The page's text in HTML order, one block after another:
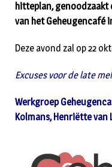
hitteplan, genoodzaakt
van het Geheugencafé
Deze avond zal op 22
Excuses voor de late
Werkgroep
Kolmans, Henriëtte van